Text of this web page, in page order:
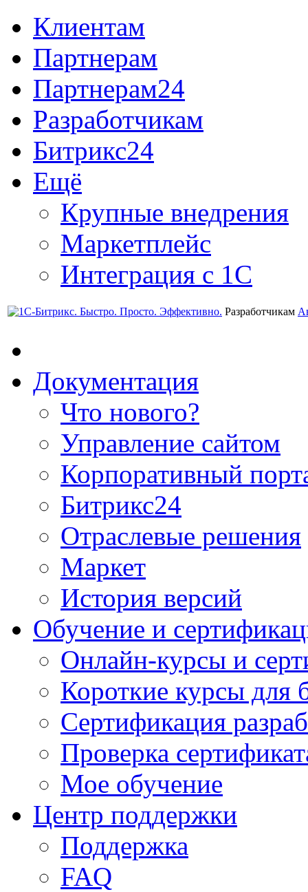
Клиентам
Партнерам
Партнерам24
Разработчикам
Битрикс24
Ещё
Крупные внедрения
Маркетплейс
Интеграция с 1С
Разработчикам
Документация
Что нового?
Управление сайтом
Корпоративный
Битрикс24
Отраслевые решения
Маркет
История версий
Обучение и
Онлайн-курсы и
Короткие курсы для
Сертификация
Проверка
Мое обучение
Центр поддержки
Поддержка
FAQ